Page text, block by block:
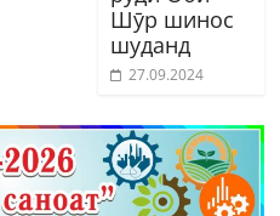
Шӯр шинос
шуданд
27.09.2024